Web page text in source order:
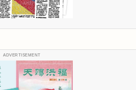
ADVERTISEMENT